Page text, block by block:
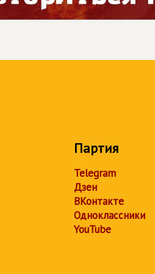
Партия
Telegram
Дзен
ВКонтакте
Одноклассники
YouTube